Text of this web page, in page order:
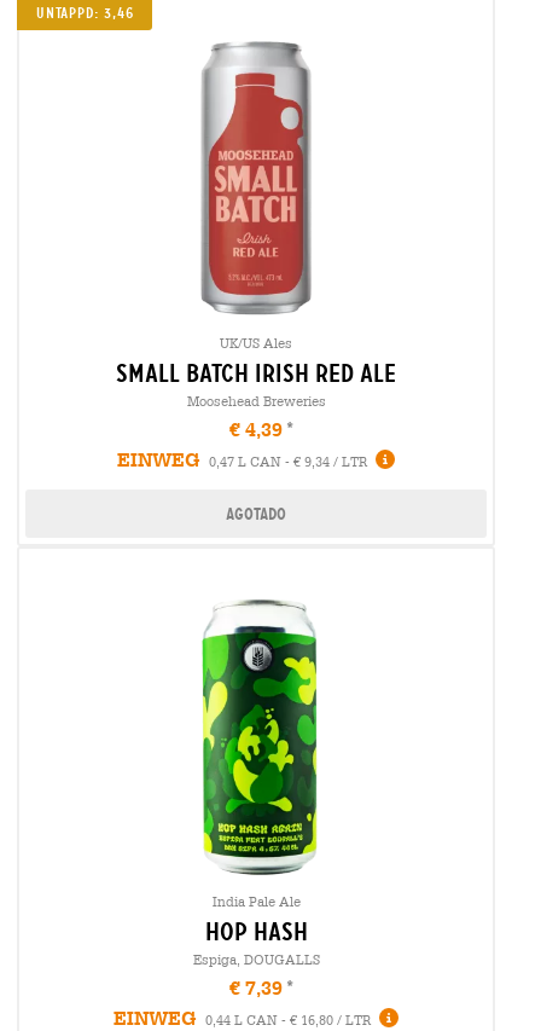
Untappd: 3,46
UK/US Ales
small batch irish red ale
Moosehead Breweries
€ 4,39
EINWEG
0,47 L CAN - € 9,34 / LTR
Agotado
India Pale Ale
hop hash
Espiga, DOUGALLS
€ 7,39
EINWEG
0,44 L CAN - € 16,80 / LTR